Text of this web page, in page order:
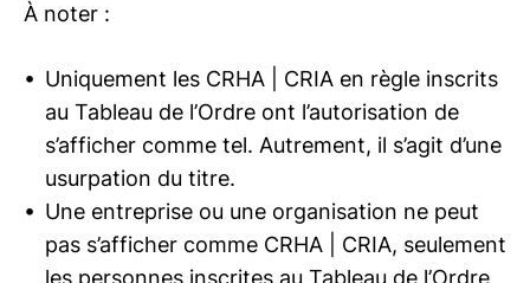
À noter :
Uniquement les CRHA | CRIA en règle inscrits
au Tableau de l’Ordre ont l’autorisation de
s’afficher comme tel. Autrement, il s’agit d’une
usurpation du titre.
Une entreprise ou une organisation ne peut
pas s’afficher comme CRHA | CRIA, seulement
les personnes inscrites au Tableau de l’Ordre